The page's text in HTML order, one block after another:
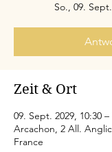
So., 09. Sept.
Zeit & Ort
09. Sept. 2029, 10:30 –
Arcachon, 2 All.
France